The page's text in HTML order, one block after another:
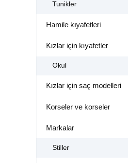
Tunikler
Hamile kıyafetleri
Kızlar için kıyafetler
Okul
Kızlar için saç modelleri
Korseler ve korseler
Markalar
Stiller